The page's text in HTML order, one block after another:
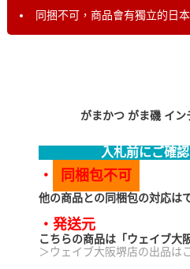
同捆不可，商品會有獨立的日
がまかつ がま磯 イ
入札前にご確
・ 同梱包不可
他の商品との同梱包の対応は
・発送元
こちらの商品は「ウェイブ大
＞ウェイブ大阪堺店の出品は